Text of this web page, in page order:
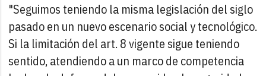
"Seguimos teniendo la misma legislación del siglo
pasado en un nuevo escenario social y tecnológico.
Si la limitación del art. 8 vigente sigue teniendo
sentido, atendiendo a un marco de competencia